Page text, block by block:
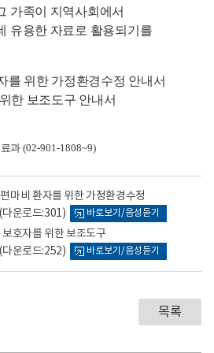
가족이 지역사회에서
유용한 자료로 활용되기를
를 위한 가정환경수정 안내서
한 보조도구 안내서
과(02-901-1808~9)
마비 환자를 위한 가정환경수정
(다운로드:301) 바로보기/음성듣기
보호자를 위한 보조도구
(다운로드:252) 바로보기/음성듣기
목록